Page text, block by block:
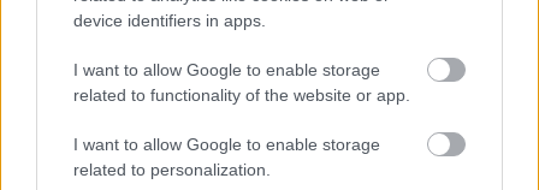
device identifiers in apps.
I want to allow Google to enable storage
related to functionality of the website or app.
I want to allow Google to enable storage
related to personalization.